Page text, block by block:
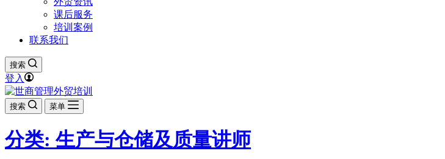
课后服务
培训案例
联系我们
搜索
登入
搜索 菜单
分类: 生产与仓储及质量讲师